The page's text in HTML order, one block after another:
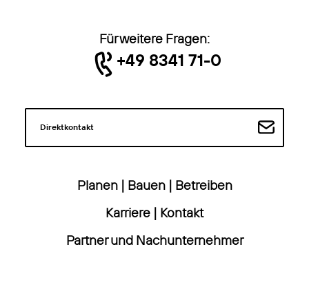
Für weitere Fragen:
+49 8341 71-0
Direktkontakt
Planen| Bauen| Betreiben
Karriere | Kontakt
Partner und Nachunternehmer